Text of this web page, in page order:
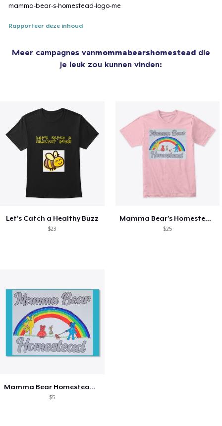
mamma-bear-s-homestead-logo-me
Rapporteer deze inhoud
Meer campagnes vanmommabearshomestead die
je leuk zou kunnen vinden:
Let's Catch a Healthy Buzz
$23
Mamma Bear's Homestead Logo Merch
$25
Mamma Bear Homestead Logo Sticker
$5